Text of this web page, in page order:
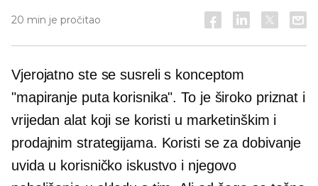
20 min je pročitao
Vjerojatno ste se susreli s konceptom
"mapiranje puta korisnika". To je široko priznat i
vrijedan alat koji se koristi u marketinškim i
prodajnim strategijama. Koristi se za dobivanje
uvida u korisničko iskustvo i njegovo